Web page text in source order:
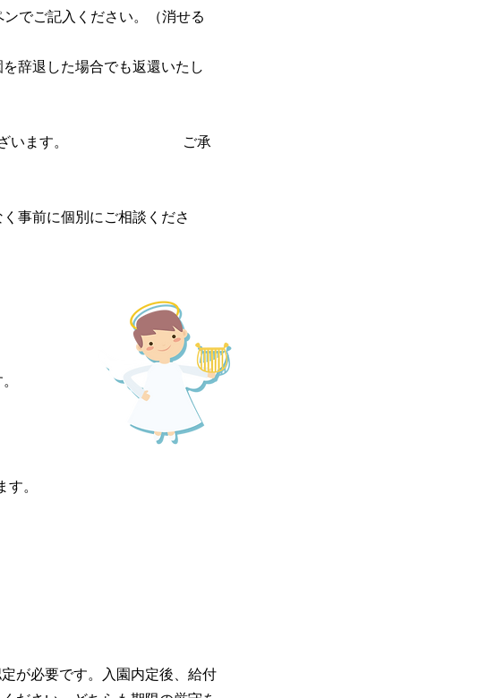
でご記入ください。（消せる
辞退した場合でも返還いたし
能性がございます。 ご承
事前に個別にご相談くださ
。
が必要です。入園内定後、給付